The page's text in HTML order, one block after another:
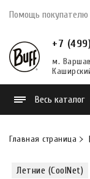
Помощь покупателю
+7
м.
Весь каталог
Главная страница
Летние (CoolNet)